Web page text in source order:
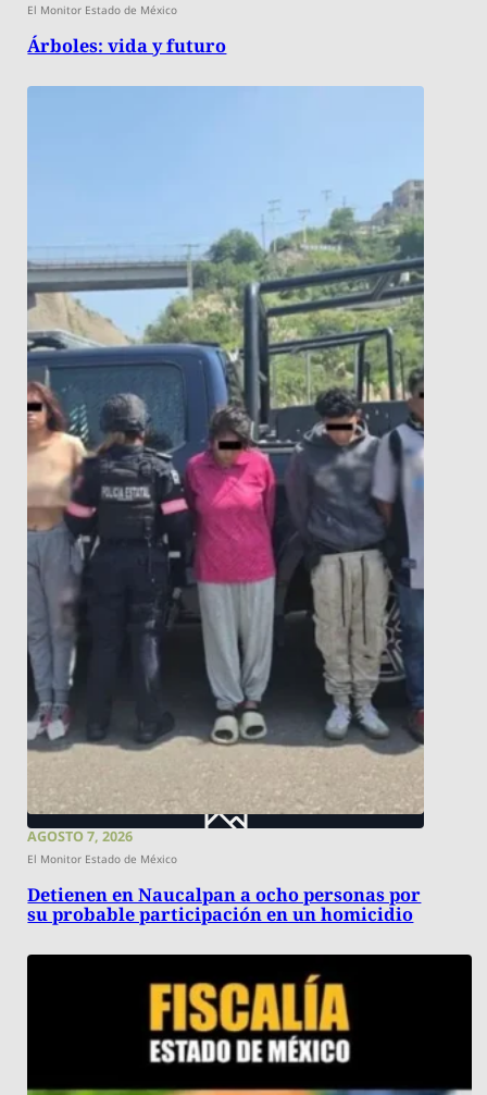
El Monitor Estado de México
Árboles: vida y futuro
AGOSTO 7, 2026
El Monitor Estado de México
Detienen en Naucalpan a ocho personas por
su probable participación en un homicidio